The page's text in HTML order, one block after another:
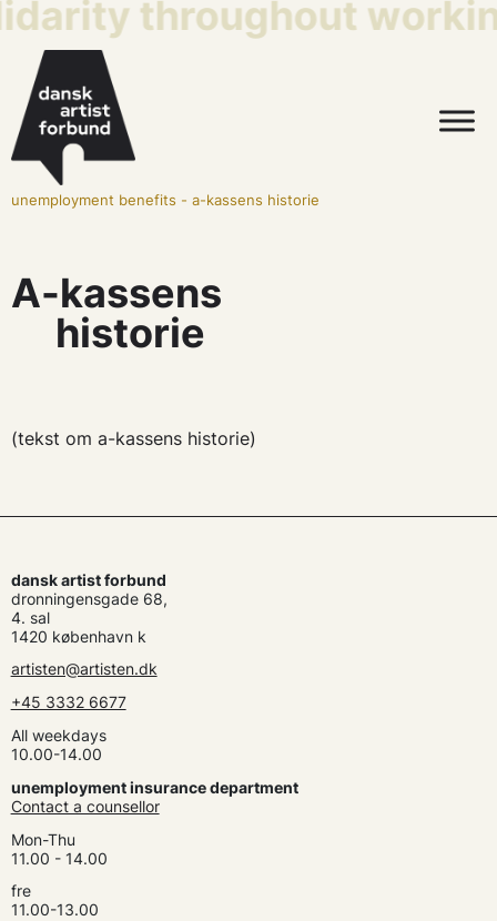
throughout
unemployment benefits - a-kassens historie
A-kassens
historie
(tekst om a-kassens historie)
dansk artist forbund
dronningensgade 68,
4. sal
1420 københavn k
artisten@artisten.dk
+45 3332 6677
All weekdays
10.00-14.00
unemployment insurance department
Contact a counsellor
Mon-Thu
11.00 - 14.00
fre
11.00-13.00